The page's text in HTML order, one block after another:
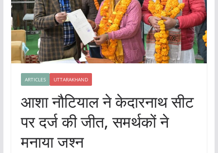
ARTICLES UTTARAKHAND
आशा नौटियाल ने केदारनाथ सीट
पर दर्ज की जीत, समर्थकों ने
मनाया जश्न